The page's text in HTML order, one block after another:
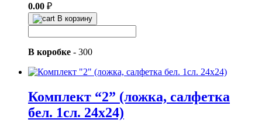
0.00 ₽
В корзину
В коробке - 300
Комплект “2” (ложка, салфетка
бел. 1сл. 24х24)